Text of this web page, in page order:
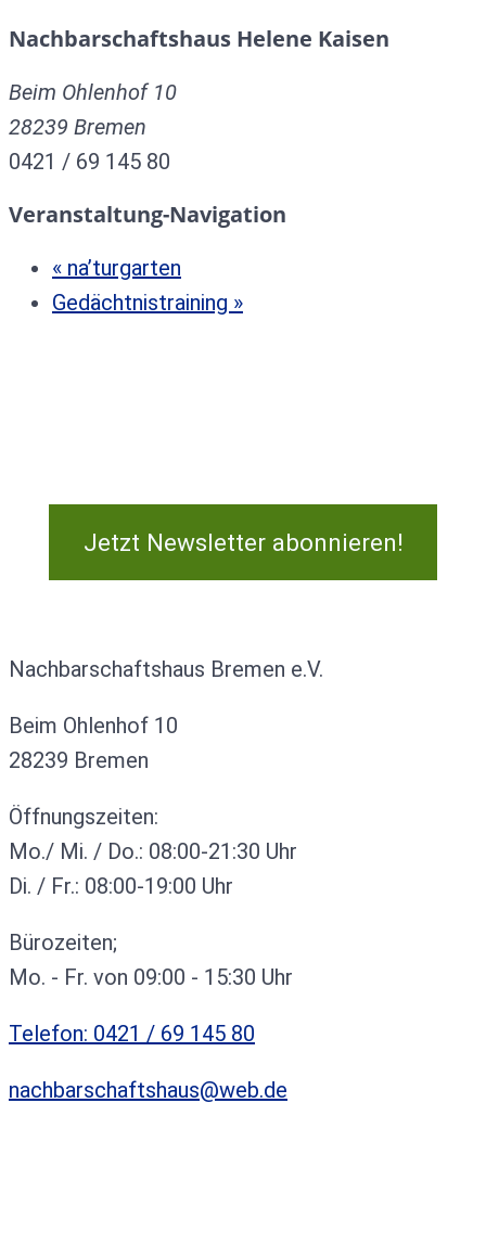
Nachbarschaftshaus Helene Kaisen
Beim Ohlenhof 10
28239 Bremen
0421 / 69 145 80
Veranstaltung-Navigation
« na’turgarten
Gedächtnistraining »
Jetzt Newsletter abonnieren!
Nachbarschaftshaus Bremen e.V.
Beim Ohlenhof 10
28239 Bremen
Öffnungszeiten:
Mo./ Mi. / Do.: 08:00-21:30 Uhr
Di. / Fr.: 08:00-19:00 Uhr
Bürozeiten;
Mo. - Fr. von 09:00 - 15:30 Uhr
Telefon: 0421 / 69 145 80
nachbarschaftshaus@web.de